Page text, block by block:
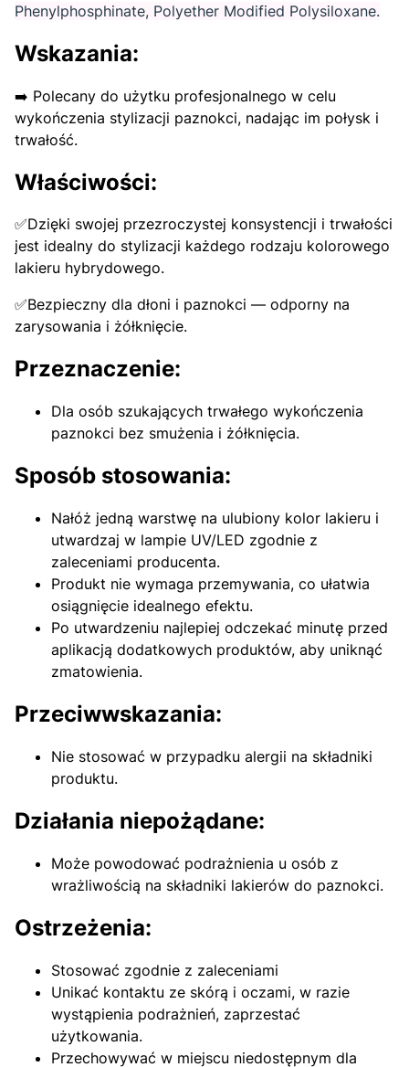
Phenylphosphinate, Polyether Modified Polysiloxane.
Wskazania:
➡️ Polecany do użytku profesjonalnego w celu
wykończenia stylizacji paznokci, nadając im połysk i
trwałość.
Właściwości:
✅Dzięki swojej przezroczystej konsystencji i trwałości
jest idealny do stylizacji każdego rodzaju kolorowego
lakieru hybrydowego.
✅Bezpieczny dla dłoni i paznokci — odporny na
zarysowania i żółknięcie.
Przeznaczenie:
Dla osób szukających trwałego wykończenia
paznokci bez smużenia i żółknięcia.
Sposób stosowania:
Nałóż jedną warstwę na ulubiony kolor lakieru i
utwardzaj w lampie UV/LED zgodnie z
zaleceniami producenta.
Produkt nie wymaga przemywania, co ułatwia
osiągnięcie idealnego efektu.
Po utwardzeniu najlepiej odczekać minutę przed
aplikacją dodatkowych produktów, aby uniknąć
zmatowienia.
Przeciwwskazania:
Nie stosować w przypadku alergii na składniki
produktu.
Działania niepożądane:
Może powodować podrażnienia u osób z
wrażliwością na składniki lakierów do paznokci.
Ostrzeżenia:
Stosować zgodnie z zaleceniami
Unikać kontaktu ze skórą i oczami, w razie
wystąpienia podrażnień, zaprzestać
użytkowania.
Przechowywać w miejscu niedostępnym dla